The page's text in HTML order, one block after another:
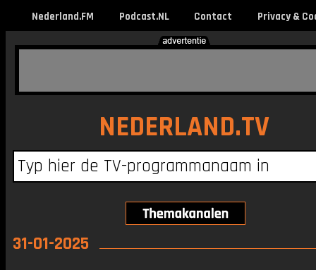
Nederland.FM Podcast.NL Contact Privacy &
NEDERLAND.TV
31-01-2025